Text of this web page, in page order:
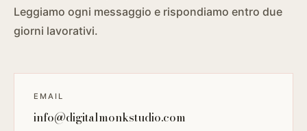
Leggiamo ogni messaggio e rispondiamo entro due
giorni lavorativi.
EMAIL
info@digitalmonkstudio.com